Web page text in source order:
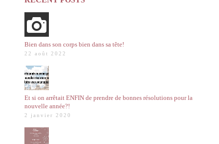
Bien dans son corps bien dans sa tête!
22 août 2022
Et si on arrêtait ENFIN de prendre de bonnes résolutions pour la
nouvelle année?!
2 janvier 2020